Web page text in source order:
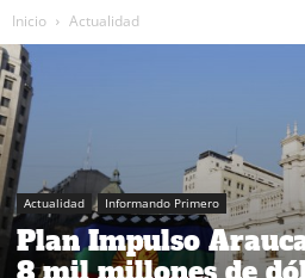
Inicio Actualidad
Actualidad Informando Primero
Plan Impulso